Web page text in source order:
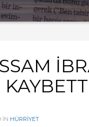
IN HÜRRİYET